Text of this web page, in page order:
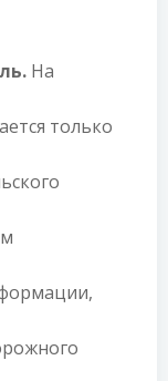
На
только